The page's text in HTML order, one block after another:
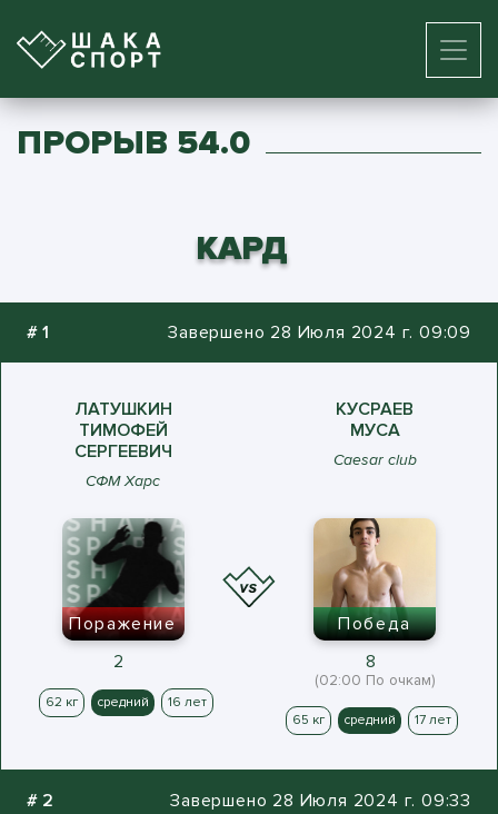
ПРОРЫВ 54.0
КАРД
# 1 Завершено 28 Июля 2024 г. 09:09
ЛАТУШКИН
ТИМОФЕЙ
СЕРГЕЕВИЧ
СФМ Харс
КУСРАЕВ
МУСА
Caesar club
Поражение
2
62 кг средний 16 лет
Победа
8
(02:00 По очкам)
65 кг средний 17 лет
# 2 Завершено 28 Июля 2024 г. 09:33